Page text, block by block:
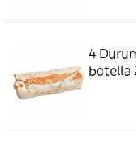
4
botella